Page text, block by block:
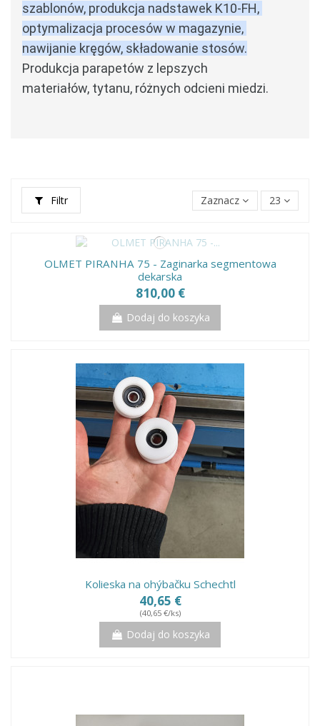
szablonów, produkcja nadstawek K10-FH,
optymalizacja procesów w magazynie,
nawijanie kręgów, składowanie stosów.
Produkcja parapetów z lepszych
materiałów, tytanu, różnych odcieni miedzi.
Filtr Zaznacz 23
OLMET PIRANHA 75 - Zaginarka segmentowa
dekarska
810,00 €
Dodaj do koszyka
Kolieska na ohýbačku Schechtl
40,65 €
(40,65 €/ks)
Dodaj do koszyka